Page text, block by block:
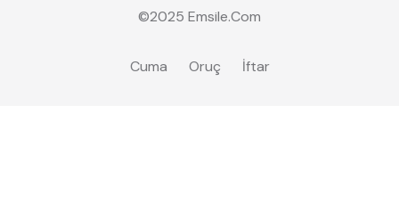
©2025 Emsile.Com
Cuma Oruç İftar